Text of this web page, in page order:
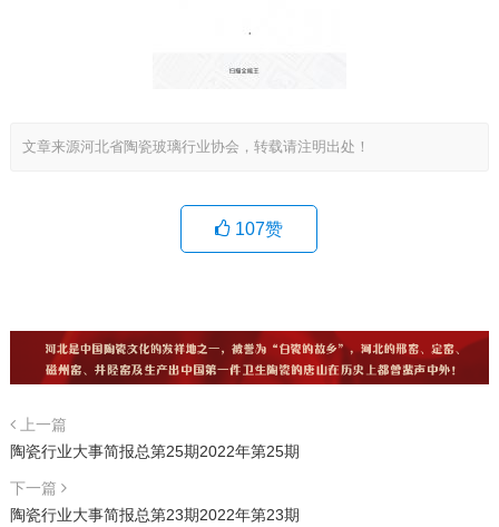
文章来源河北省陶瓷玻璃行业协会，转载请注明出处！
107赞
上一篇
陶瓷行业大事简报总第25期2022年第25期
下一篇
陶瓷行业大事简报总第23期2022年第23期